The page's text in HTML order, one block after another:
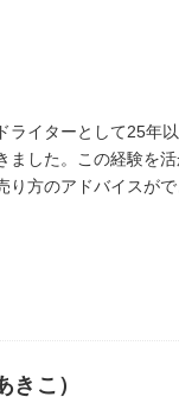
ライターとして25年
ました。この経験を
り方のアドバイスがで
きこ）